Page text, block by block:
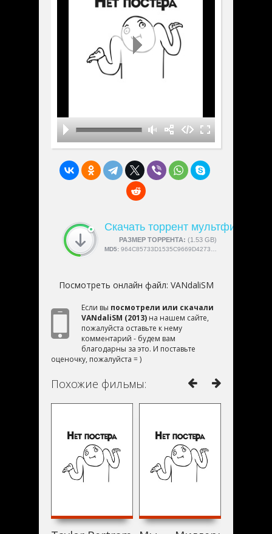
Скачать торрент мультфильм
РАЗМЕР ТОРРЕНТА: (1.53 GB)
СКАЧАЛИ:4189
MD5: 964C85733D1535C9669D42733C1886D8
Посмотреть онлайн файл: VANdaliSM
Если вы посмотрели или скачали
VANdaliSM (2013) на нашем сайте,
пожалуйста оставьте к нему
комментарий - будем вам
благодарны за это. И поставьте
оценочку, пожалуйста = )
Похожие фильмы: